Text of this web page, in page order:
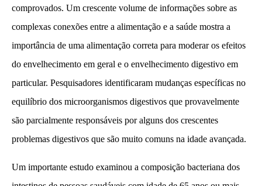
comprovados. Um crescente volume de informações sobre as
complexas conexões entre a alimentação e a saúde mostra a
importância de uma alimentação correta para moderar os efeitos
do envelhecimento em geral e o envelhecimento digestivo em
particular. Pesquisadores identificaram mudanças específicas no
equilíbrio dos microorganismos digestivos que provavelmente
são parcialmente responsáveis por alguns dos crescentes
problemas digestivos que são muito comuns na idade avançada.
Um importante estudo examinou a composição bacteriana dos